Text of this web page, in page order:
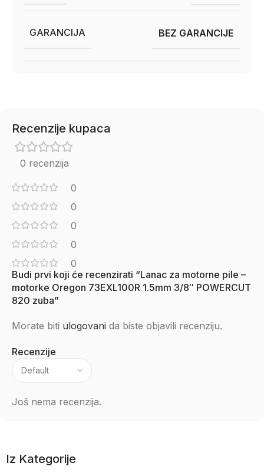
GARANCIJA BEZ GARANCIJE
Recenzije kupaca
0 recenzija
0
0
0
0
0
Recenzije
Još nema recenzija.
Budi prvi koji će recenzirati “Lanac za motorne pile –
motorke Oregon 73EXL100R 1.5mm 3/8″ POWERCUT
820 zuba”
Morate biti ulogovani da biste objavili recenziju.
Iz Kategorije